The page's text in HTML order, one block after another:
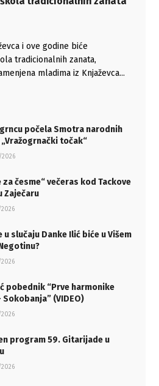
i ove godine biće
tradicionalnih zanata,
mladima iz Knjaževca...
počela Smotra narodnih
točak“
za česme“ večeras kod Tackove
Zaječaru
u slučaju Danke Ilić biće u Višem
pobednik “Prve harmonike
(VIDEO)
program 59. Gitarijade u